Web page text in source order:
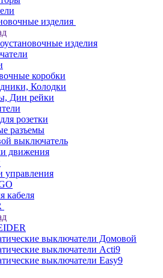
изделия
изделия
коробки
Колодки
Дин рейки
розетки
разъемы
выключатель
движения
управления
кабеля
выключатели Домовой
выключатели Acti9
выключатели Easy9